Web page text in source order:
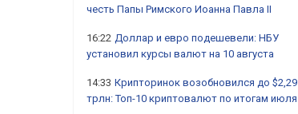
честь Папы Римского Иоанна Павла II
16:22 Доллар и евро подешевели: НБУ
установил курсы валют на 10 августа
14:33 Крипторинок возобновился до $2,29
трлн: Топ-10 криптовалют по итогам июля